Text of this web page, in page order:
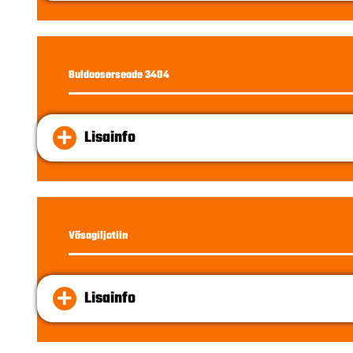
Buldooserseade 3404
Lisainfo
Võsagiljotiin
Lisainfo